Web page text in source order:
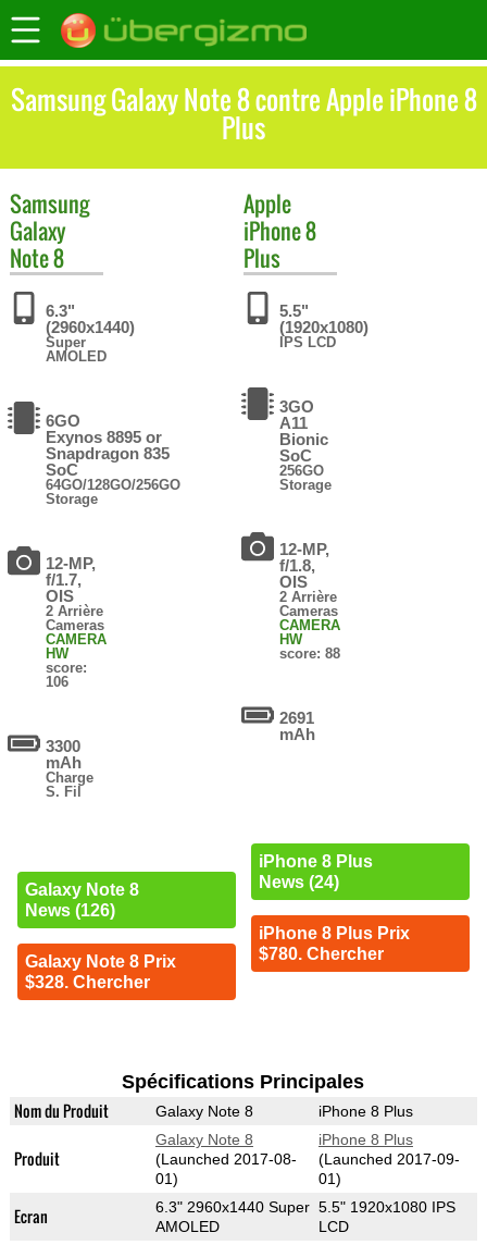
Samsung Galaxy Note 8 contre Apple iPhone 8
Plus
Samsung
Galaxy
Note 8
6.3"
(2960x1440)
Super
AMOLED
6GO
Exynos 8895 or
Snapdragon 835
SoC
64GO/128GO/256GO
Storage
12-MP,
f/1.7,
OIS
2 Arrière
Cameras
CAMERA
HW
score:
106
3300
mAh
Charge
S. Fil
Galaxy Note 8
News (126)
Galaxy Note 8 Prix
$328. Chercher
Apple
iPhone 8
Plus
5.5"
(1920x1080)
IPS LCD
3GO
A11
Bionic
SoC
256GO
Storage
12-MP,
f/1.8,
OIS
2 Arrière
Cameras
CAMERA
HW
score: 88
2691
mAh
iPhone 8 Plus
News (24)
iPhone 8 Plus Prix
$780. Chercher
Spécifications Principales
Nom du Produit Galaxy Note 8 iPhone 8 Plus
Produit
Galaxy Note 8
(Launched 2017-08-
01)
iPhone 8 Plus
(Launched 2017-09-
01)
Ecran
6.3" 2960x1440 Super
AMOLED
5.5" 1920x1080 IPS
LCD